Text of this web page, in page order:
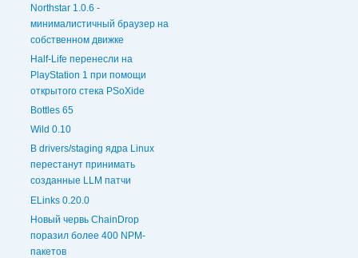
Northstar 1.0.6 -
минималистичный браузер на
собственном движке
Half-Life перенесли на
PlayStation 1 при помощи
открытого стека PSoXide
Bottles 65
Wild 0.10
В drivers/staging ядра Linux
перестанут принимать
созданные LLM патчи
ELinks 0.20.0
Новый червь ChainDrop
поразил более 400 NPM-
пакетов